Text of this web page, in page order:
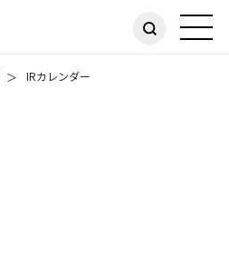
IRカレンダー